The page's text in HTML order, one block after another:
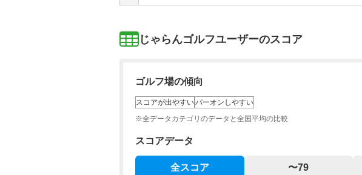
じゃらんゴルフユーザーのスコア
ゴルフ場の傾向
スコアが出やすいパーオンしやすい
※全データカテゴリのデータと全国平均の比較
スコアデータ
全スコア 〜79